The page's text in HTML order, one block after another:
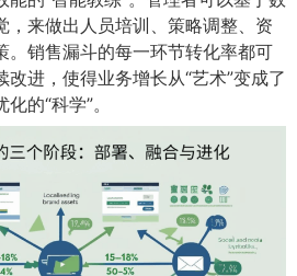
，来做出人员培训、策略调整、资
。销售漏斗的每一环节转化率都可
改进，使得业务增长从“艺术”变成了
的“科学”。